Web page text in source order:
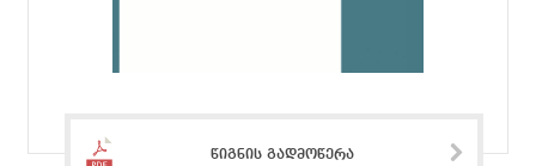
წიგნის გადმოწერა